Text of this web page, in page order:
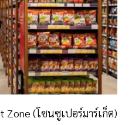
Zone (โซนซูเปอร์มาร์เก็ต)